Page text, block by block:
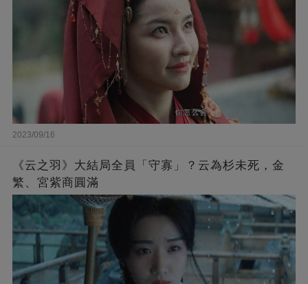
2023/09/16
《云之羽》大結局全員「守寡」？云為杉未死，金
繁、宮紫商圓滿